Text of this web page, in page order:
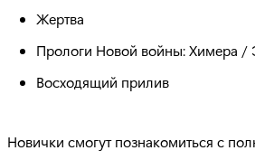
Жертва
Прологи Новой войны: Химера /
Восходящий прилив
Новички смогут познакомиться с